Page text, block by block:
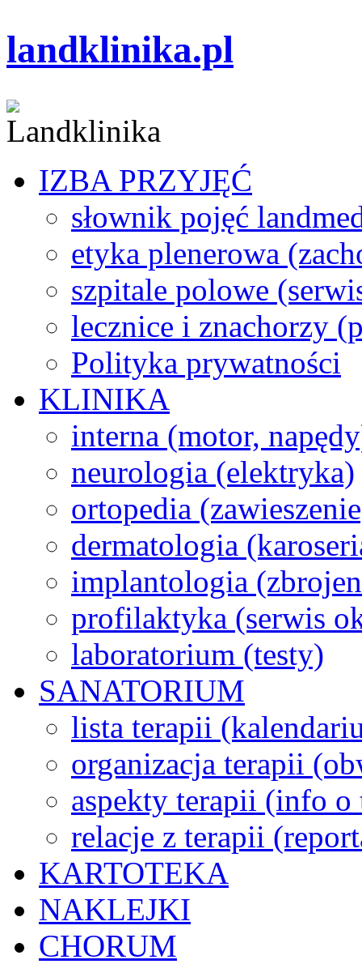
landklinika.pl
IZBA PRZYJĘĆ
słownik pojęć
etyka plenerowa
szpitale polowe
lecznice i znachorzy
Polityka prywatności
KLINIKA
interna (motor,
neurologia (elektryka)
ortopedia
dermatologia
implantologia
profilaktyka (serwis
laboratorium (testy)
SANATORIUM
lista terapii
organizacja terapii
aspekty terapii (info o
relacje z terapii
KARTOTEKA
NAKLEJKI
CHORUM